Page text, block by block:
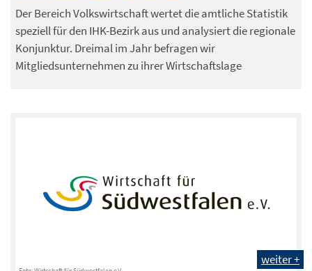
Der Bereich Volkswirtschaft wertet die amtliche Statistik
speziell für den IHK-Bezirk aus und analysiert die regionale
Konjunktur. Dreimal im Jahr befragen wir
Mitgliedsunternehmen zu ihrer Wirtschaftslage
weiter +